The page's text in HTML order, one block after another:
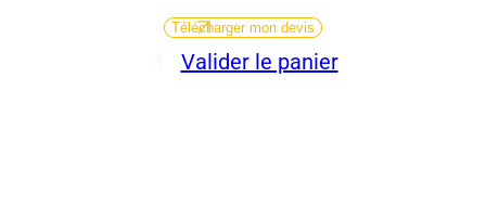
Télécharger mon devis
Valider le panier